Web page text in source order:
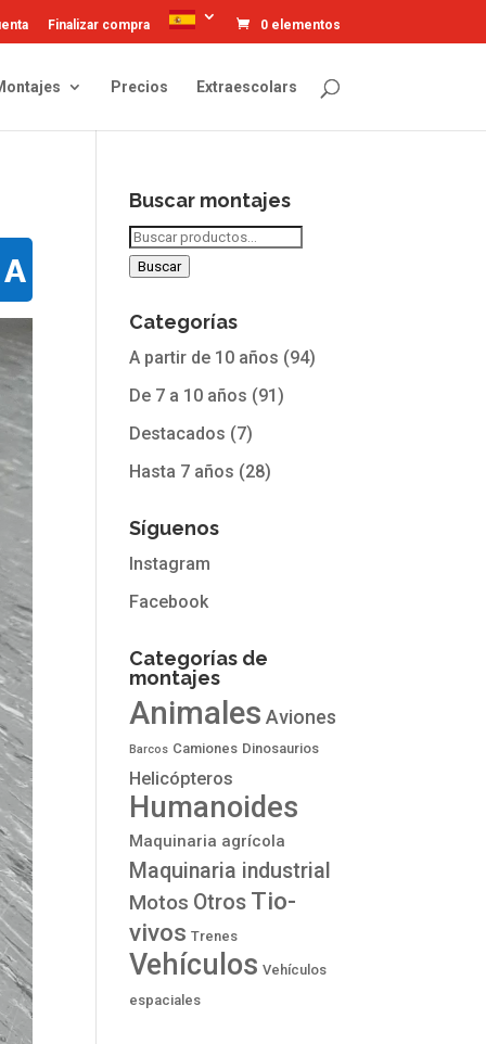
Finalizar compra 0 elementos
Precios Extraescolars
Buscar montajes
Buscar
por:
Buscar
Categorías
A partir de 10 años (94)
De 7 a 10 años (91)
Destacados (7)
Hasta 7 años (28)
Síguenos
Instagram
Facebook
Categorías de
montajes
Animales Aviones
Barcos Camiones Dinosaurios
Helicópteros
Humanoides
Maquinaria agrícola
Maquinaria industrial
Motos Otros Tio-
vivos Trenes
Vehículos Vehículos
espaciales